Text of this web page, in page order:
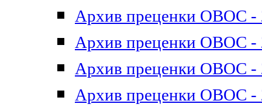
Архив преценки ОВОС -
Архив преценки ОВОС -
Архив преценки ОВОС -
Архив преценки ОВОС -